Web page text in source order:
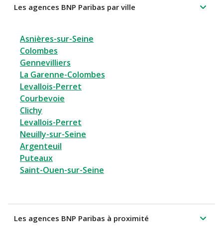
Les agences BNP Paribas par ville
Asnières-sur-Seine
Colombes
Gennevilliers
La Garenne-Colombes
Levallois-Perret
Courbevoie
Clichy
Levallois-Perret
Neuilly-sur-Seine
Argenteuil
Puteaux
Saint-Ouen-sur-Seine
Les agences BNP Paribas à proximité